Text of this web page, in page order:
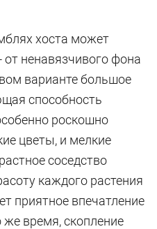
хоста может
ненавязчивого фона
варианте большое
способность
роскошно
цветы, и мелкие
соседство
каждого растения
приятное впечатление
же время, скопление